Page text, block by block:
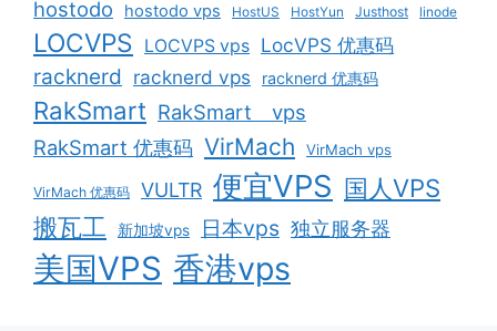
hostodo hostodo vps HostUS HostYun Justhost linode
LOCVPS LOCVPS vps LocVPS 优惠码
racknerd racknerd vps racknerd 优惠码
RakSmart RakSmart vps
RakSmart 优惠码 VirMach VirMach vps
VirMach 优惠码 VULTR 便宜VPS 国人VPS
搬瓦工
新加坡vps 日本vps 独立服务器
美国VPS 香港vps